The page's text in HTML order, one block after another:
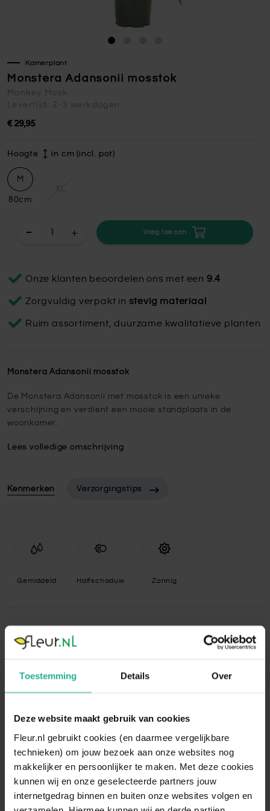
Toestemming Details Over
Deze website maakt gebruik van cookies
Fleur.nl gebruikt cookies (en daarmee vergelijkbare
technieken) om jouw bezoek aan onze websites nog
makkelijker en persoonlijker te maken. Met deze cookies
kunnen wij en onze geselecteerde partners jouw
internetgedrag binnen en buiten onze websites volgen en
Kamerplant
Monstera Adansonii mosstok
Monkey Mask
Levertijd: 2-3 werkdagen
€ 29,95
Hoogte in cm (incl. pot)
M
80cm
XL
+ Voeg toe aan
Onze klanten beoordelen ons met een 9.4
Zorgvuldig verpakt in stevig materiaal
Ruim assortiment, duurzame kwalitatieve planten
Monstera Adansonii mosstok
De Monstera Adansonii met mosstok is een unieke
verschijning en verdient een mooie standplaats in de
woonkamer.
Lees volledige omschrijving
Kenmerken Verzorgingstips
Gemiddeld Halfschaduw Zonnig
Specificaties
Standplaats
Zet de Monstera op een plek met
(half)schaduw met maximaal drie uur
het noorden is ideaal voor deze plant.
Bewateren Gemiddeld
Bewateren
Houd de grond van de Monstera in de lente
en zomer altijd licht vochtig. Geef de plant
echter niet teveel water, want daar is de
gatenplant gevoelig voor. Laat de grond
daarom eerst wat uitdrogen voordat u de